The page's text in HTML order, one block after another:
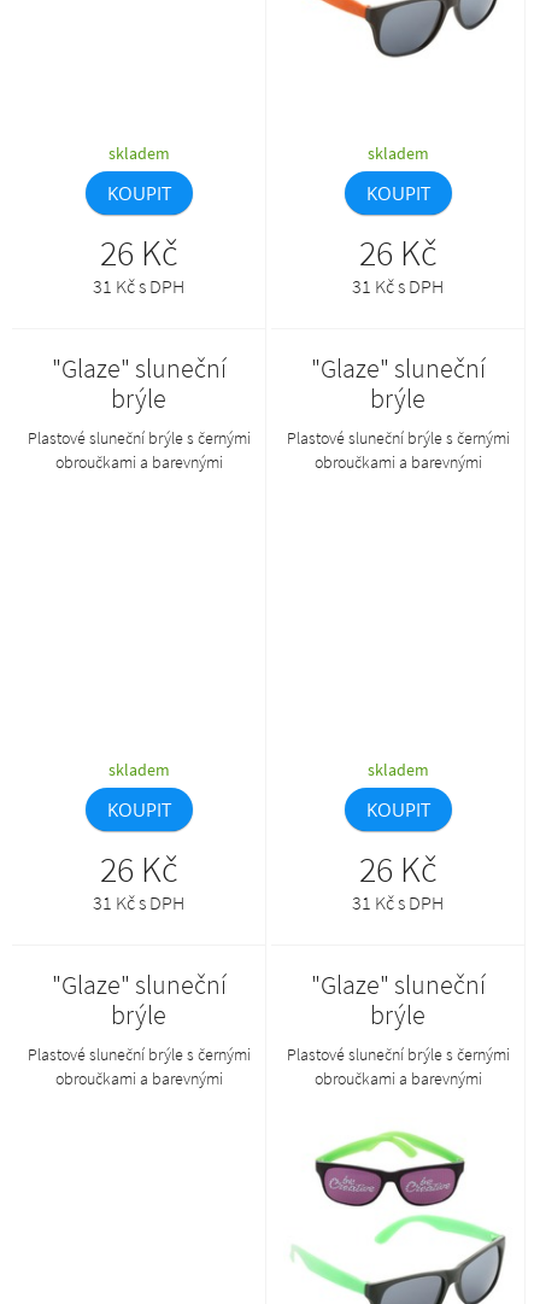
skladem
KOUPIT
26 Kč
31 Kč s DPH
skladem
KOUPIT
26 Kč
31 Kč s DPH
"Glaze" sluneční
brýle
Plastové sluneční brýle s černými
obroučkami a barevnými
skladem
KOUPIT
26 Kč
31 Kč s DPH
"Glaze" sluneční
brýle
Plastové sluneční brýle s černými
obroučkami a barevnými
skladem
KOUPIT
26 Kč
31 Kč s DPH
"Glaze" sluneční
brýle
Plastové sluneční brýle s černými
obroučkami a barevnými
"Glaze" sluneční
brýle
Plastové sluneční brýle s černými
obroučkami a barevnými